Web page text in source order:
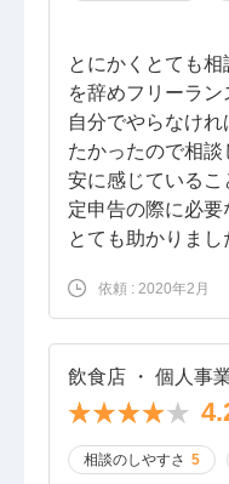
とにかくとても
を辞めフリーラ
自分でやらなけれ
たかったので相
安に感じている
定申告の際に必要
とても助かりまし
依頼 : 2020年2月
飲食店 ・ 個人事
相談のしやすさ 5